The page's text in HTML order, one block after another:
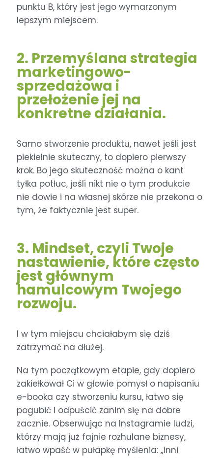
punktu B, który jest jego wymarzonym
lepszym miejscem.
2. Przemyślana strategia
marketingowo-
sprzedażowa i
przełożenie jej na
konkretne działania.
Samo stworzenie produktu, nawet jeśli jest
piekielnie skuteczny, to dopiero pierwszy
krok. Bo jego skuteczność można o kant
tyłka potłuc, jeśli nikt nie o tym produkcie
nie dowie i na własnej skórze nie przekona o
tym, że faktycznie jest super.
3. Mindset, czyli Twoje
nastawienie, które często
jest głównym
hamulcowym Twojego
rozwoju.
I w tym miejscu chciałabym się dziś
zatrzymać na dłużej.
Na tym początkowym etapie, gdy dopiero
zakiełkował Ci w głowie pomysł o napisaniu
e-booka czy stworzeniu kursu, łatwo się
pogubić i odpuścić zanim się na dobre
zacznie. Obserwując na Instagramie ludzi,
którzy mają już fajnie rozhulane biznesy,
łatwo wpaść w pułapkę myślenia: „inni